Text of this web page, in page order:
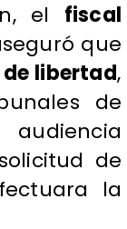
el fiscal
que
libertad,
de
audiencia
de
la